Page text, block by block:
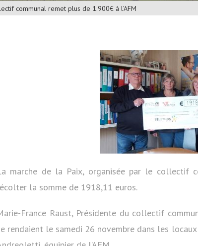
communal remet plus de 1.900€ à l’AFM
marche de la Paix, organisée par le collectif
la somme de 1918,11 euros.
France Raust, Présidente du collectif
rendaient le samedi 26 novembre dans les